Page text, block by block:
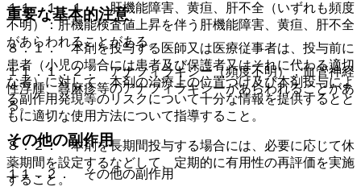
重要な基本的注意
８．１． 本剤を投与する医師又は医療従事者は、投与前に
患者（小児の場合には患者及び保護者又はそれに代わる適切
な者）に対して、本剤の治療上の位置づけ及び本剤投与によ
る副作用発現等のリスクについて十分な情報を提供するとと
もに適切な使用方法について指導すること。
８．２． 本剤を長期間投与する場合には、必要に応じて休
薬期間を設定するなどして、定期的に有用性の再評価を実施
すること。
１１．１．１． 肝機能障害、黄疸、肝不全（いずれも頻度
不明）：肝機能検査値上昇を伴う肝機能障害、黄疸、肝不全
があらわれることがある。
１１．１．２． アナフィラキシー（頻度不明）：血管神経
性浮腫、蕁麻疹等のアナフィラキシーがあらわれることがあ
る。
その他の副作用
１１．２． その他の副作用